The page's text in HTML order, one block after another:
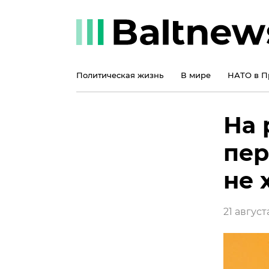
Политическая жизнь В мире НАТО в
На
не
21